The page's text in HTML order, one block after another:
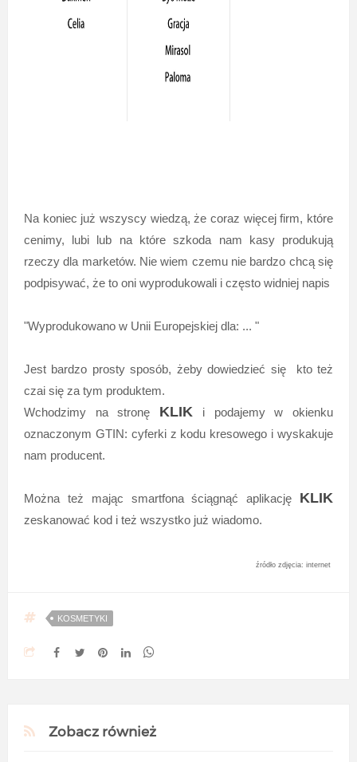
Na koniec już wszyscy wiedzą, że coraz więcej firm, które
cenimy, lubi lub na które szkoda nam kasy produkują
rzeczy dla marketów. Nie wiem czemu nie bardzo chcą się
podpisywać, że to oni wyprodukowali i często widniej napis
"Wyprodukowano w Unii Europejskiej dla: ... "
Jest bardzo prosty sposób, żeby dowiedzieć się kto też
czai się za tym produktem.
Wchodzimy na stronę KLIK
i podajemy w okienku
oznaczonym GTIN: cyferki z kodu kresowego i wyskakuje
nam producent.
Można też mając smartfona ściągnąć aplikację KLIK
zeskanować kod i też wszystko już wiadomo.
źródło zdjęcia: internet
KOSMETYKI
Zobacz również